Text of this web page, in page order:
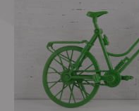
NARTY
SZKÓŁKA
NARCIARSKA
OFERTA